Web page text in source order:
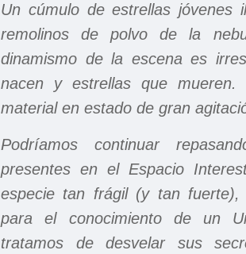
Un cúmulo de estrellas jóvenes
remolinos de polvo de la
dinamismo de la escena es
nacen y estrellas que mueren.
material en estado de gran
Podríamos continuar
presentes en el Espacio
especie tan frágil (y tan fuerte),
para el conocimiento de un
tratamos de desvelar sus